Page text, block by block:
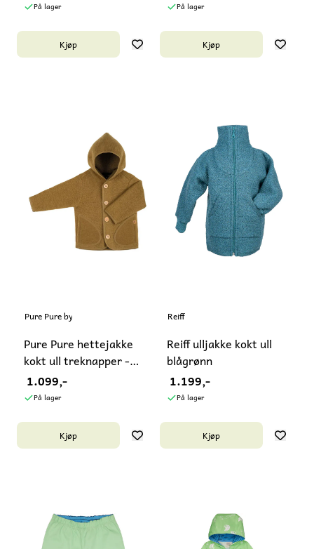
På lager
Kjøp
På lager
Kjøp
Pure Pure by Bauer
Pure Pure hettejakke
kokt ull treknapper -
str. ...
1.099,-
På lager
Kjøp
Reiff
Reiff ulljakke kokt ull
blågrønn
1.199,-
På lager
Kjøp